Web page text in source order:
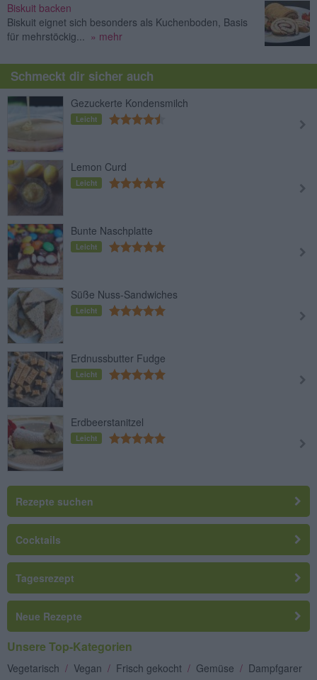
Biskuit backen
Biskuit eignet sich besonders als Kuchenboden, Basis
für mehrstöckig... » mehr
Schmeckt dir sicher auch
Gezuckerte Kondensmilch
Leicht
Lemon Curd
Leicht
Bunte Naschplatte
Leicht
Süße Nuss-Sandwiches
Leicht
Erdnussbutter Fudge
Leicht
Erdbeerstanitzel
Leicht
Rezepte suchen
Cocktails
Tagesrezept
Neue Rezepte
Unsere Top-Kategorien
Vegetarisch / Vegan / Frisch gekocht / Gemüse / Dampfgarer